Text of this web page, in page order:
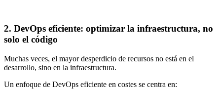
2. DevOps eficiente: optimizar la infraestructura, no
solo el código
Muchas veces, el mayor desperdicio de recursos no está en el
desarrollo, sino en la infraestructura.
Un enfoque de DevOps eficiente en costes se centra en: